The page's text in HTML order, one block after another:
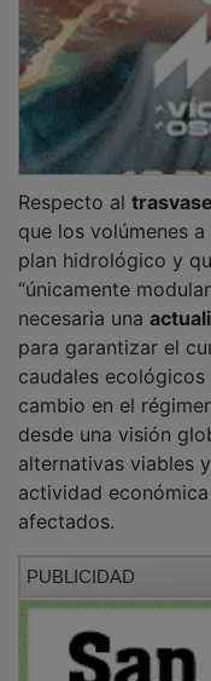
que los volúmenes a
plan hidrológico y
“únicamente
necesaria una
para garantizar el
caudales ecológicos
cambio en el
desde una visión
alternativas viables
actividad
afectados.